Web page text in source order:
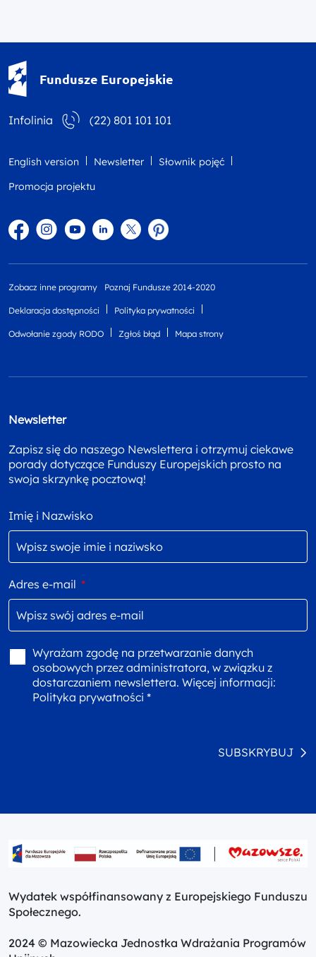
Fundusze Europejskie
Infolinia (22) 801 101 101
English version Newsletter
Słownik pojęć
Promocja projektu
FacebookInstagram
YouTubeLinkedintwitterPinterest
Zobacz inne programy Poznaj Fundusze 2014-2020
Deklaracja dostępności Polityka prywatności
Odwołanie zgody RODO Zgłoś błąd Mapa strony
Newsletter
Zapisz się do naszego Newslettera i otrzymuj ciekawe
porady dotyczące Funduszy Europejskich prosto na
swoja skrzynkę pocztową!
Imię i Nazwisko
Adres e-mail *
Wyrażam zgodę na przetwarzanie danych
osobowych przez administratora, w związku z
dostarczaniem newslettera. Więcej informacji:
Polityka prywatności *
SUBSKRYBUJ
Wydatek współfinansowany z Europejskiego Funduszu
Społecznego.
2024 © Mazowiecka Jednostka Wdrażania Programów